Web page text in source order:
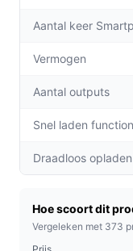
productclaims.
Belangrijkste
samen als
Wat je in de
In dagelijks
ingebouwde LED-
Aantal keer
Vermogen
Aantal outputs
Snel laden
Draadloos opladen
Hoe scoort dit
Vergeleken met 373